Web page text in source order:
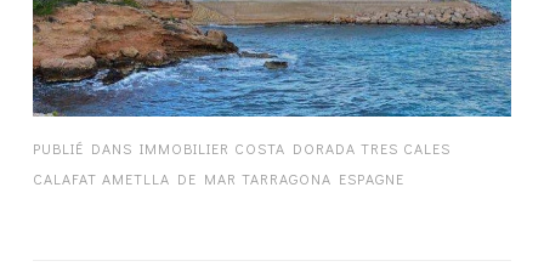
PUBLIÉ DANS IMMOBILIER COSTA DORADA TRES CALES
CALAFAT AMETLLA DE MAR TARRAGONA ESPAGNE